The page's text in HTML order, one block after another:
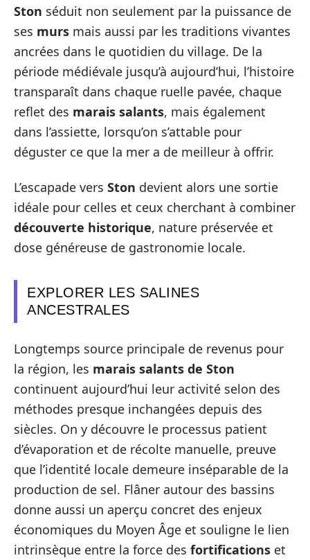
Ston séduit non seulement par la puissance de
ses murs mais aussi par les traditions vivantes
ancrées dans le quotidien du village. De la
période médiévale jusqu’à aujourd’hui, l’histoire
transparaît dans chaque ruelle pavée, chaque
reflet des marais salants, mais également
dans l’assiette, lorsqu’on s’attable pour
déguster ce que la mer a de meilleur à offrir.
L’escapade vers Ston devient alors une sortie
idéale pour celles et ceux cherchant à combiner
découverte historique, nature préservée et
dose généreuse de gastronomie locale.
EXPLORER LES SALINES
ANCESTRALES
Longtemps source principale de revenus pour
la région, les marais salants de Ston
continuent aujourd’hui leur activité selon des
méthodes presque inchangées depuis des
siècles. On y découvre le processus patient
d’évaporation et de récolte manuelle, preuve
que l’identité locale demeure inséparable de la
production de sel. Flâner autour des bassins
donne aussi un aperçu concret des enjeux
économiques du Moyen Âge et souligne le lien
intrinsèque entre la force des fortifications et